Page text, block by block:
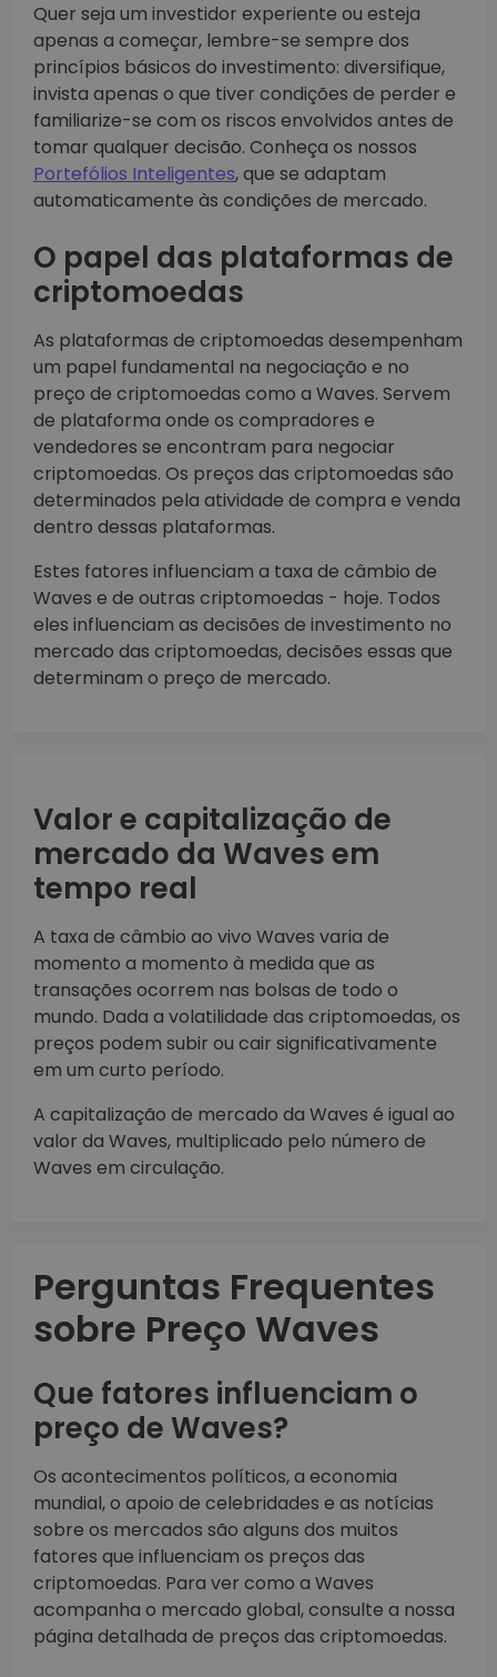
Quer seja um investidor experiente ou esteja
apenas a começar, lembre-se sempre dos
princípios básicos do investimento: diversifique,
invista apenas o que tiver condições de perder e
familiarize-se com os riscos envolvidos antes de
tomar qualquer decisão. Conheça os nossos
Portefólios Inteligentes, que se adaptam
automaticamente às condições de mercado.
O papel das plataformas de
criptomoedas
As plataformas de criptomoedas desempenham
um papel fundamental na negociação e no
preço de criptomoedas como a Waves. Servem
de plataforma onde os compradores e
vendedores se encontram para negociar
criptomoedas. Os preços das criptomoedas são
determinados pela atividade de compra e venda
dentro dessas plataformas.
Estes fatores influenciam a taxa de câmbio de
Waves e de outras criptomoedas - hoje. Todos
eles influenciam as decisões de investimento no
mercado das criptomoedas, decisões essas que
determinam o preço de mercado.
Valor e capitalização de
mercado da Waves em
tempo real
A taxa de câmbio ao vivo Waves varia de
momento a momento à medida que as
transações ocorrem nas bolsas de todo o
mundo. Dada a volatilidade das criptomoedas, os
preços podem subir ou cair significativamente
em um curto período.
A capitalização de mercado da Waves é igual ao
valor da Waves, multiplicado pelo número de
Waves em circulação.
Perguntas Frequentes
sobre Preço Waves
Que fatores influenciam o
preço de Waves?
Os acontecimentos políticos, a economia
mundial, o apoio de celebridades e as notícias
sobre os mercados são alguns dos muitos
fatores que influenciam os preços das
criptomoedas. Para ver como a Waves
acompanha o mercado global, consulte a nossa
página detalhada de preços das criptomoedas.